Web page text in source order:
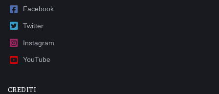
Facebook
Twitter
Instagram
YouTube
CREDITI